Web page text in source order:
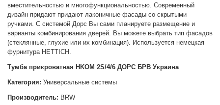
вместительностью и многофункциональностью. Современный
дизайн придают придают лаконичные фасады со скрытыми
ручками. С системой Дорс Вы сами планируете размещение и
варианты комбинирования дверей. Вы можете выбрать тип фасадов
(стеклянные, глухие или их комбинация). Используется немецкая
фурнитура HETTICH.
Тумба прикроватная HKOM 2S/4/6 ДОРС БРВ Украина
Категория: Универсальные системы
Производитель: BRW